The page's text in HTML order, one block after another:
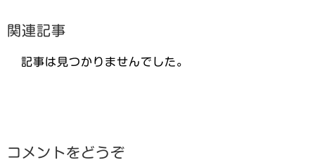
関連記事
記事は見つかりませんでした。
コメントをどうぞ